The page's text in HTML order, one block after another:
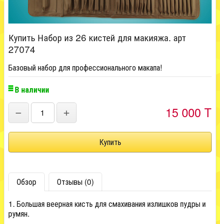
Купить Набор из 26 кистей для макияжа. арт
27074
Базовый набор для профессионального макапа!
В наличии
− + 15 000 T
Обзор
Отзывы (0)
1. Большая веерная кисть для смахивания излишков пудры и
румян.